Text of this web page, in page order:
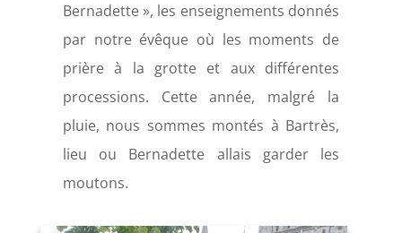
Bernadette », les enseignements donnés
par notre évêque où les moments de
prière à la grotte et aux différentes
processions. Cette année, malgré la
pluie, nous sommes montés à Bartrès,
lieu ou Bernadette allais garder les
moutons.